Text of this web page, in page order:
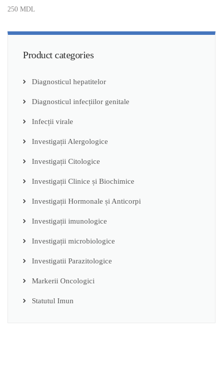
250 MDL
Product categories
Diagnosticul hepatitelor
Diagnosticul infecțiilor genitale
Infecții virale
Investigații Alergologice
Investigații Citologice
Investigații Clinice și Biochimice
Investigații Hormonale și Anticorpi
Investigații imunologice
Investigații microbiologice
Investigatii Parazitologice
Markerii Oncologici
Statutul Imun